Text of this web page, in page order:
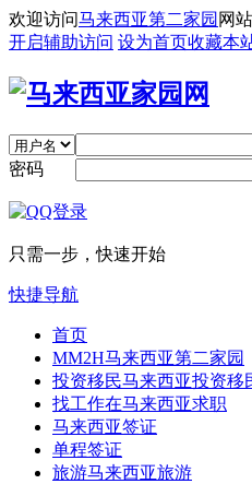
欢迎访问马来西亚第二家园 网站
开启辅助访问 设为首页收藏本
密码
只需一步，快速开始
快捷导航
首页
MM2H马来西亚第二家园
投资移民马来西亚投资移
找工作在马来西亚求职
马来西亚签证
单程签证
旅游马来西亚旅游